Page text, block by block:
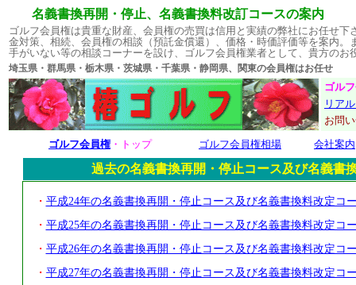
名義書換再開・停止、名義書換料改訂コースの案内
ゴルフ会員権は貴重な財産、会員権の売買は信用と実績の弊社にお任せ
金対策、相続、会員権の相談（預託金償還）、価格・時価評価等を案内
手がいない等の相談コーナーを設け、ゴルフ会員権業者として、貴方のお
埼玉県・群馬県・栃木県・茨城県・千葉県・静岡県、関東の会員権
ゴル
リア
お問
ゴルフ会員権・トップ ゴルフ会員権相場 会社案内
過去の名義書換再開・停止コース及び名義書
・ 平成24年の名義書換再開・停止コース及び名義書換料改定コ
・ 平成25年の名義書換再開・停止コース及び名義書換料改定コ
・ 平成26年の名義書換再開・停止コース及び名義書換料改定コ
・ 平成27年の名義書換再開・停止コース及び名義書換料改定コ